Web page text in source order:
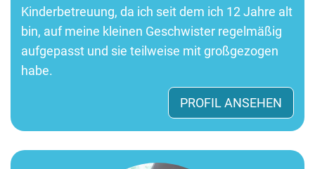
Kinderbetreuung, da ich seit dem ich 12 Jahre alt
bin, auf meine kleinen Geschwister regelmäßig
aufgepasst und sie teilweise mit großgezogen
habe.
PROFIL ANSEHEN